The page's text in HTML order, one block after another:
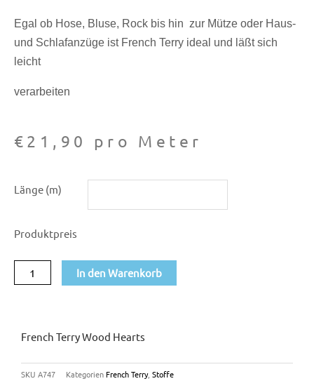
Egal ob Hose, Bluse, Rock bis hin zur Mütze oder Haus-
und Schlafanzüge ist French Terry ideal und läßt sich
leicht
verarbeiten
€ 21,90 pro Meter
Länge (m)
Produktpreis
Terry
Hearts
Menge
In den Warenkorb
French Terry Wood Hearts
SKU A747 Kategorien French Terry, Stoffe